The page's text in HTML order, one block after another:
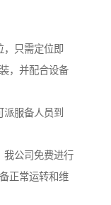
，只需定位即
，并配合设备
服备人员到
我公司免费进行
正常运转和维